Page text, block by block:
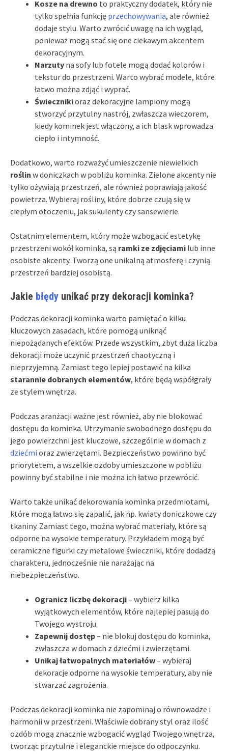
Kosze na drewno to praktyczny dodatek, który nie
tylko spełnia funkcję przechowywania, ale również
dodaje stylu. Warto zwrócić uwagę na ich wygląd,
ponieważ mogą stać się one ciekawym akcentem
dekoracyjnym.
Narzuty na sofy lub fotele mogą dodać kolorów i
tekstur do przestrzeni. Warto wybrać modele, które
łatwo można zdjąć i wyprać.
Świecznikioraz dekoracyjne lampiony mogą
stworzyć przytulny nastrój, zwłaszcza wieczorem,
kiedy kominek jest włączony, a ich blask wprowadza
ciepło i intymność.
Dodatkowo, warto rozważyć umieszczenie niewielkich
roślin w doniczkach w pobliżu kominka. Zielone akcenty nie
tylko ożywiają przestrzeń, ale również poprawiają jakość
powietrza. Wybieraj rośliny, które dobrze czują się w
ciepłym otoczeniu, jak sukulenty czy sansewierie.
Ostatnim elementem, który może wzbogacić estetykę
przestrzeni wokół kominka, są ramki ze zdjęciami lub inne
osobiste akcenty. Tworzą one unikalną atmosferę i czynią
przestrzeń bardziej osobistą.
Jakie błędy unikać przy dekoracji kominka?
Podczas dekoracji kominka warto pamiętać o kilku
kluczowych zasadach, które pomogą uniknąć
niepożądanych efektów. Przede wszystkim, zbyt duża liczba
dekoracji może uczynić przestrzeń chaotyczną i
nieprzyjemną. Zamiast tego lepiej postawić na kilka
starannie dobranych elementów, które będą współgrały
ze stylem wnętrza.
Podczas aranżacji ważne jest również, aby nie blokować
dostępu do kominka. Utrzymanie swobodnego dostępu do
jego powierzchni jest kluczowe, szczególnie w domach z
dziećmi oraz zwierzętami. Bezpieczeństwo powinno być
priorytetem, a wszelkie ozdoby umieszczone w pobliżu
powinny być stabilne i nie można ich łatwo przewrócić.
Warto także unikać dekorowania kominka przedmiotami,
które mogą łatwo się zapalić, jak np. kwiaty doniczkowe czy
tkaniny. Zamiast tego, można wybrać materiały, które są
odporne na wysokie temperatury. Przykładem mogą być
ceramiczne figurki czy metalowe świeczniki, które dodadzą
charakteru, jednocześnie nie narażając na
niebezpieczeństwo.
Ogranicz liczbę dekoracji– wybierz kilka
wyjątkowych elementów, które najlepiej pasują do
Twojego wystroju.
Zapewnij dostęp– nie blokuj dostępu do kominka,
zwłaszcza w domach z dziećmi i zwierzętami.
Unikaj łatwopalnych materiałów– wybieraj
dekoracje odporne na wysokie temperatury, aby nie
stwarzać zagrożenia.
Podczas dekoracji kominka nie zapominaj o równowadze i
harmonii w przestrzeni. Właściwie dobrany styl oraz ilość
ozdób mogą znacznie wzbogacić wygląd Twojego wnętrza,
tworząc przytulne i eleganckie miejsce do odpoczynku.